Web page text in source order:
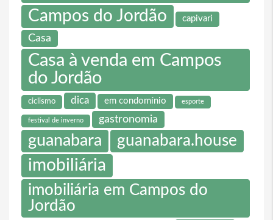
Campos do Jordão capivari
Casa
Casa à venda em Campos
do Jordão
ciclismo dica em condomínio esporte
festival de inverno gastronomia
guanabara guanabara.house
imobiliária
imobiliária em Campos do
Jordão